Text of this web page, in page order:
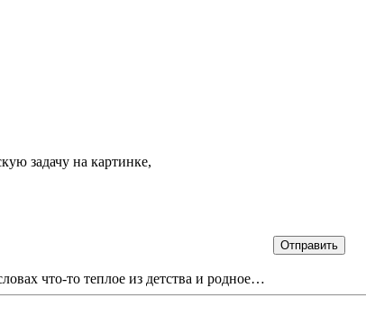
задачу на картинке,
что-то теплое из детства и родное…